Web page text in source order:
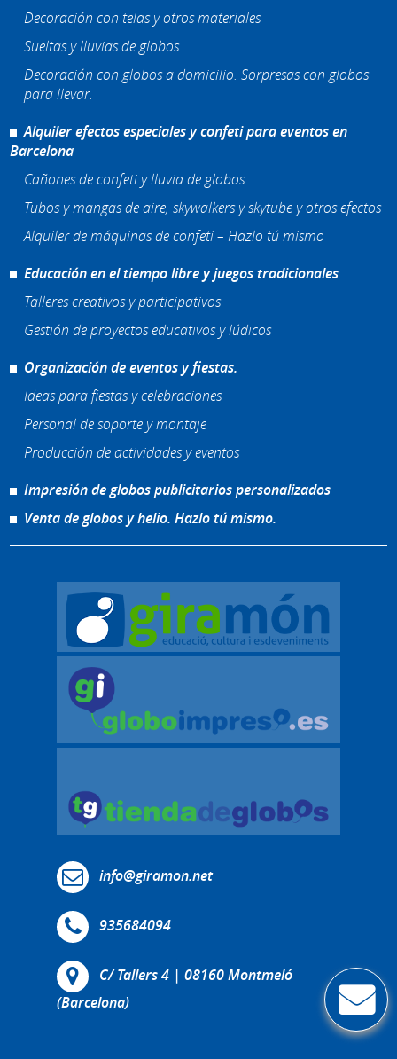
Decoración con telas y otros materiales
Sueltas y lluvias de globos
Decoración con globos a domicilio. Sorpresas con globos
para llevar.
Alquiler efectos especiales y confeti para eventos en
Barcelona
Cañones de confeti y lluvia de globos
Tubos y mangas de aire, skywalkers y skytube y otros efectos
Alquiler de máquinas de confeti – Hazlo tú mismo
Educación en el tiempo libre y juegos tradicionales
Talleres creativos y participativos
Gestión de proyectos educativos y lúdicos
Organización de eventos y fiestas.
Ideas para fiestas y celebraciones
Personal de soporte y montaje
Producción de actividades y eventos
Impresión de globos publicitarios personalizados
Venta de globos y helio. Hazlo tú mismo.
info@giramon.net
935684094
C/ Tallers 4 | 08160 Montmeló
(Barcelona)